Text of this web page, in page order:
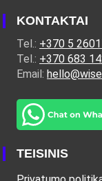
KONTAKTAI
Tel.: +370 5
Tel.: +370 683
Email:
TEISINIS